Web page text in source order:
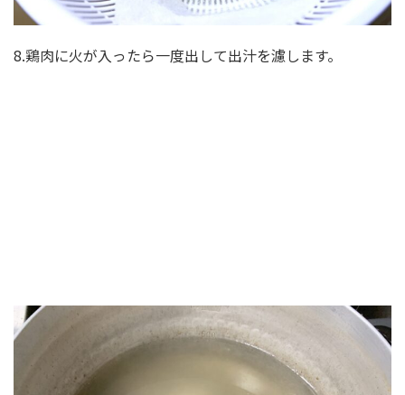
8.鶏肉に火が入ったら一度出して出汁を濾します。